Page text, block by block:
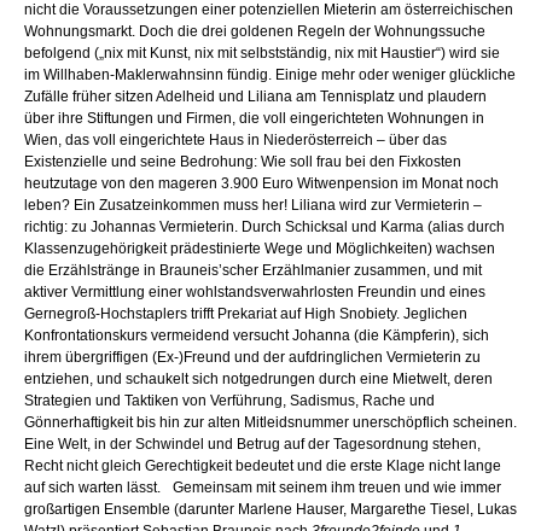
nicht die Voraussetzungen einer potenziellen Mieterin am österreichischen
Wohnungsmarkt. Doch die drei goldenen Regeln der Wohnungssuche
befolgend („nix mit Kunst, nix mit selbstständig, nix mit Haustier“) wird sie
im Willhaben-Maklerwahnsinn fündig. Einige mehr oder weniger glückliche
Zufälle früher sitzen Adelheid und Liliana am Tennisplatz und plaudern
über ihre Stiftungen und Firmen, die voll eingerichteten Wohnungen in
Wien, das voll eingerichtete Haus in Niederösterreich – über das
Existenzielle und seine Bedrohung: Wie soll frau bei den Fixkosten
heutzutage von den mageren 3.900 Euro Witwenpension im Monat noch
leben? Ein Zusatzeinkommen muss her! Liliana wird zur Vermieterin –
richtig: zu Johannas Vermieterin. Durch Schicksal und Karma (alias durch
Klassenzugehörigkeit prädestinierte Wege und Möglichkeiten) wachsen
die Erzählstränge in Brauneis’scher Erzählmanier zusammen, und mit
aktiver Vermittlung einer wohlstandsverwahrlosten Freundin und eines
Gernegroß-Hochstaplers trifft Prekariat auf High Snobiety. Jeglichen
Konfrontationskurs vermeidend versucht Johanna (die Kämpferin), sich
ihrem übergriffigen (Ex-)Freund und der aufdringlichen Vermieterin zu
entziehen, und schaukelt sich notgedrungen durch eine Mietwelt, deren
Strategien und Taktiken von Verführung, Sadismus, Rache und
Gönnerhaftigkeit bis hin zur alten Mitleidsnummer unerschöpflich scheinen.
Eine Welt, in der Schwindel und Betrug auf der Tagesordnung stehen,
Recht nicht gleich Gerechtigkeit bedeutet und die erste Klage nicht lange
auf sich warten lässt. Gemeinsam mit seinem ihm treuen und wie immer
großartigen Ensemble (darunter Marlene Hauser, Margarethe Tiesel, Lukas